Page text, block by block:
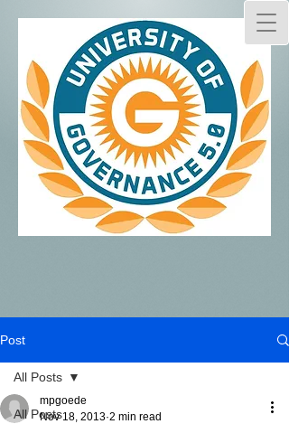
Post
All Posts
All Posts
mpgoede
Nov 18, 2013 2 min read